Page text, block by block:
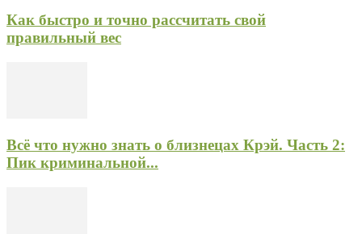
Как быстро и точно рассчитать свой
правильный вес
Всё что нужно знать о близнецах Крэй. Часть 2:
Пик криминальной...